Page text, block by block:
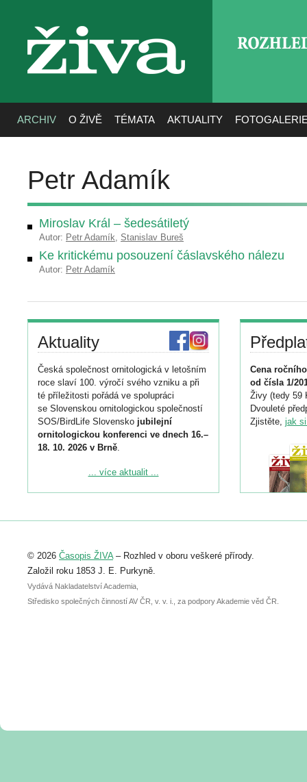
živa
ARCHIV O ŽIVĚ TÉMATA AKTUALITY
Petr Adamík
Miroslav Král – šedesátiletý
Autor: Petr Adamík, Stanislav Bureš
Ke kritickému posouzení čáslavského nálezu
Autor: Petr Adamík
Aktuality
Česká společnost ornitologická v letošním
roce slaví 100. výročí svého vzniku a při
té příležitosti pořádá ve spolupráci
se Slovenskou ornitologickou společností
SOS/BirdLife Slovensko jubilejní
ornitologickou konferenci ve dnech 16.–
18. 10. 2026 v Brně.
Podrobnější informace ke konferenci
Registrovat se můžete do 6. září.
abstraktu přihlášené přednášky nebo
posteru je už 30. června.
... více aktualit ...
Cena
od čísla 1/
Živy (tedy 59
Dvouleté
Zjistěte, jak
© 2026 Časopis ŽIVA– Rozhled v oboru veškeré přírody.
Založil roku 1853 J. E. Purkyně.
Vydává Nakladatelství Academia,
Středisko společných činností AV ČR, v. v. i., za podpory Akademie věd ČR.